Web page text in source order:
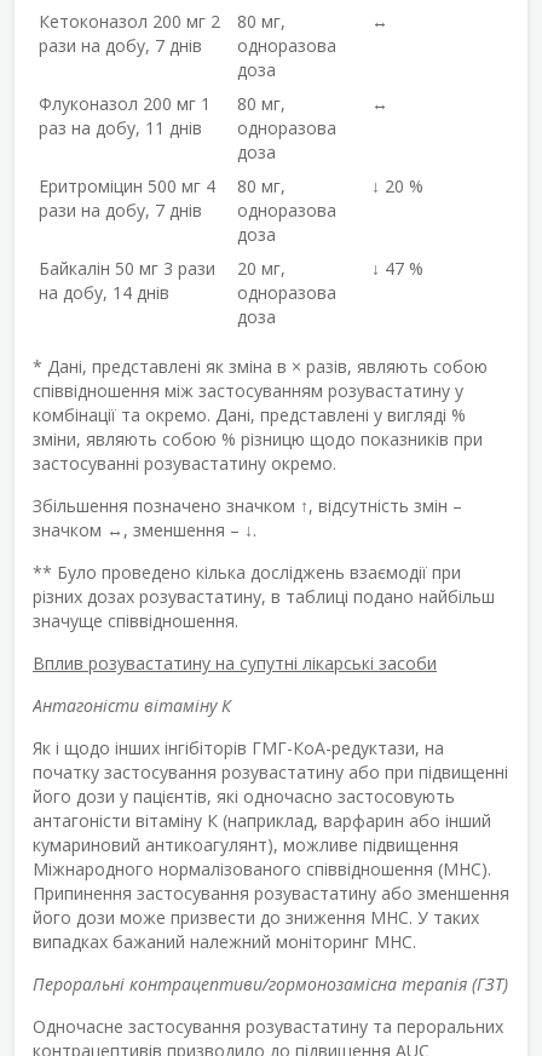
Кетоконазол 200 мг 2
рази на добу, 7 днів
80 мг,
одноразова
доза
↔
Флуконазол 200 мг 1
раз на добу, 11 днів
80 мг,
одноразова
доза
↔
Еритроміцин 500 мг 4
рази на добу, 7 днів
80 мг,
одноразова
доза
↓ 20 %
Байкалін 50 мг 3 рази
на добу, 14 днів
20 мг,
одноразова
доза
↓ 47 %
* Дані, представлені як зміна в × разів, являють собою
співвідношення між застосуванням розувастатину у
комбінації та окремо. Дані, представлені у вигляді %
зміни, являють собою % різницю щодо показників при
застосуванні розувастатину окремо.
Збільшення позначено значком ↑, відсутність змін –
значком ↔, зменшення – ↓.
** Було проведено кілька досліджень взаємодії при
різних дозах розувастатину, в таблиці подано найбільш
значуще співвідношення.
Вплив розувастатину на супутні лікарські засоби
Антагоністи вітаміну К
Як і щодо інших інгібіторів ГМГ-КоА-редуктази, на
початку застосування розувастатину або при підвищенні
його дози у пацієнтів, які одночасно застосовують
антагоністи вітаміну К (наприклад, варфарин або інший
кумариновий антикоагулянт), можливе підвищення
Міжнародного нормалізованого співвідношення (МНС).
Припинення застосування розувастатину або зменшення
його дози може призвести до зниження МНС. У таких
випадках бажаний належний моніторинг МНС.
Пероральні контрацептиви/гормонозамісна терапія (ГЗТ)
Одночасне застосування розувастатину та пероральних
контрацептивів призводило до підвищення AUC